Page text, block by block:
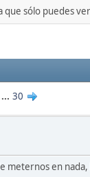
sólo puedes
... 30
en